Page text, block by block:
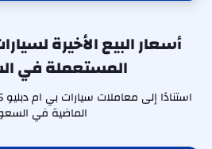
المستعملة في
الماضية في